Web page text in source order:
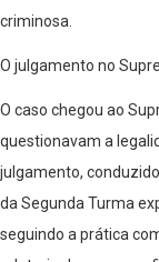
criminosa.
O julgamento no
O caso chegou ao
questionavam a
julgamento,
da Segunda Turma
seguindo a prática